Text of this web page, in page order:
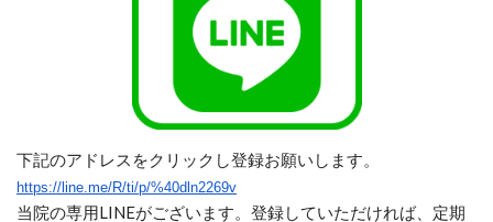
下記のアドレスをクリックし登録お願いします。
https://line.me/R/ti/p/%40dln2269v
当院の専用LINEがございます。登録していただければ、定期